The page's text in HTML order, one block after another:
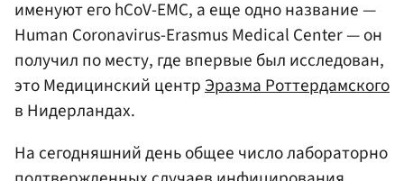
именуют его hCoV-EMC, а еще одно название —
Human Coronavirus-Erasmus Medical Center — он
получил по месту, где впервые был исследован,
это Медицинский центрЭразма Роттердамского
в Нидерландах.
На сегодняшний день общее число лабораторно